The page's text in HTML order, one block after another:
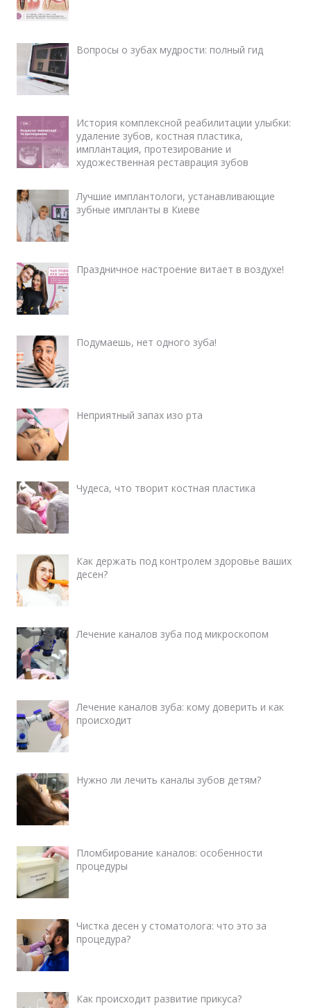
Вопросы о зубах мудрости: полный гид
История комплексной реабилитации улыбки:
удаление зубов, костная пластика,
имплантация, протезирование и
художественная реставрация зубов
Лучшие имплантологи, устанавливающие
зубные импланты в Киеве
Праздничное настроение витает в воздухе!
Подумаешь, нет одного зуба!
Неприятный запах изо рта
Чудеса, что творит костная пластика
Как держать под контролем здоровье ваших
десен?
Лечение каналов зуба под микроскопом
Лечение каналов зуба: кому доверить и как
происходит
Нужно ли лечить каналы зубов детям?
Пломбирование каналов: особенности
процедуры
Чистка десен у стоматолога: что это за
процедура?
Как происходит развитие прикуса?